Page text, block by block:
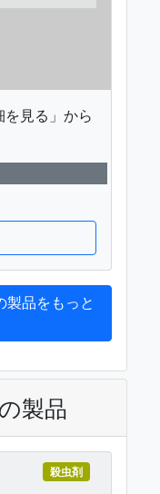
見る」から
製品をもっと
製品
殺虫剤